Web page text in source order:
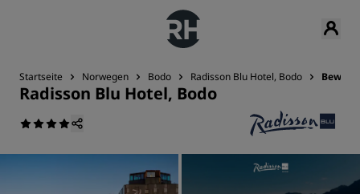
Startseite Norwegen Bodo Radisson Blu Hotel, Bodo
Radisson Blu Hotel, Bodo